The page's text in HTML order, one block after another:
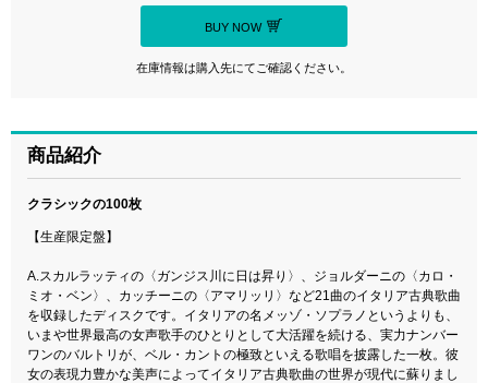
BUY NOW
在庫情報は購入先にてご確認ください。
商品紹介
クラシックの100枚
【生産限定盤】
A.スカルラッティの〈ガンジス川に日は昇り〉、ジョルダーニの〈カロ・
ミオ・ベン〉、カッチーニの〈アマリッリ〉など21曲のイタリア古典歌曲
を収録したディスクです。イタリアの名メッゾ・ソプラノというよりも、
いまや世界最高の女声歌手のひとりとして大活躍を続ける、実力ナンバー
ワンのバルトリが、ベル・カントの極致といえる歌唱を披露した一枚。彼
女の表現力豊かな美声によってイタリア古典歌曲の世界が現代に蘇りまし